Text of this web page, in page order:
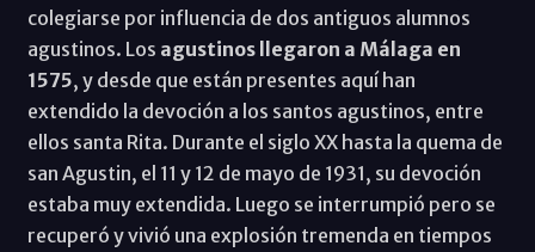
colegiarse por influencia de dos antiguos alumnos
agustinos. Los agustinos llegaron a Málaga en
1575, y desde que están presentes aquí han
extendido la devoción a los santos agustinos, entre
ellos santa Rita. Durante el siglo XX hasta la quema de
san Agustin, el 11 y 12 de mayo de 1931, su devoción
estaba muy extendida. Luego se interrumpió pero se
recuperó y vivió una explosión tremenda en tiempos